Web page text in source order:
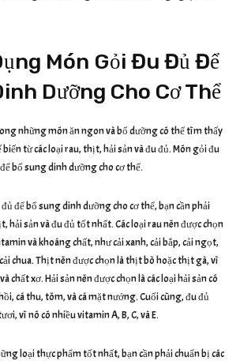
Món Gỏi Đu Đủ Để
Dưỡng Cho Cơ Thể
những món ăn ngon và bổ dưỡng có thể tìm thấy
biến từ các loại rau, thịt, hải sản và đu đủ. Món gỏi đu
bổ sung dinh dưỡng cho cơ thể.
để bổ sung dinh dưỡng cho cơ thể, bạn cần phải
hải sản và đu đủ tốt nhất. Các loại rau nên được chọn
và khoáng chất, như cải xanh, cải bắp, cải ngọt,
chua. Thịt nên được chọn là thịt bò hoặc thịt gà, vì
chất xơ. Hải sản nên được chọn là các loại hải sản có
cá thu, tôm, và cá mặt nướng. Cuối cùng, đu đủ
vì nó có nhiều vitamin A, B, C, và E.
loại thực phẩm tốt nhất, bạn cần phải chuẩn bị các